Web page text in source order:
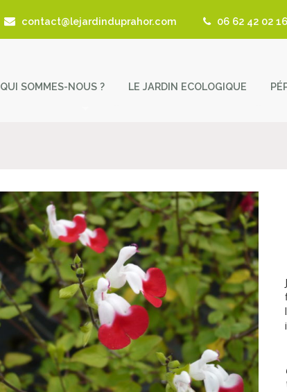
contact@lejardinduprahor.com 06 62 42 02 16
QUI SOMMES-NOUS ?
Actualités
Revue de presse
Coup de Coeur – Liens utiles
LE JARDIN ECOLOGIQUE